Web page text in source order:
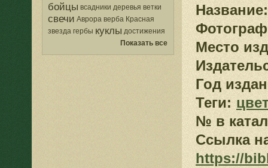
бойцы всадники деревья ветки
свечи Аврора верба Красная
звезда гербы куклы достижения
Показать все
Название:
Место
Год
Теги:
№ в
Ссылка
https://